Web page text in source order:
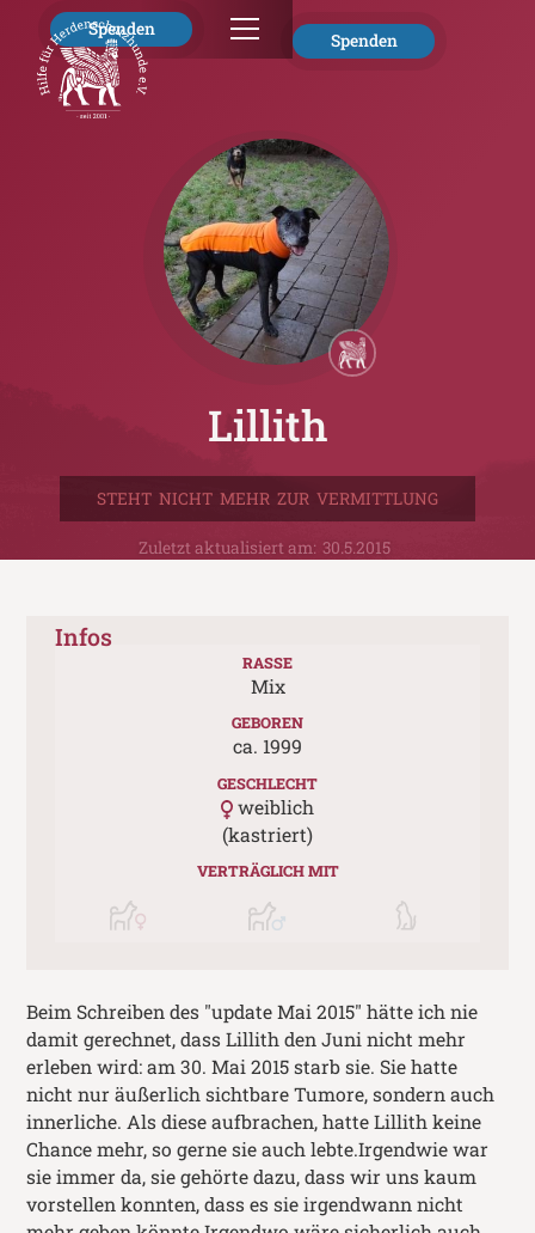
Spenden
Spenden
Lillith
STEHT NICHT MEHR ZUR VERMITTLUNG
Zuletzt aktualisiert am: 30.5.2015
Beim Schreiben des "update Mai 2015" hätte ich nie
damit gerechnet, dass Lillith den Juni nicht mehr
erleben wird: am 30. Mai 2015 starb sie. Sie hatte
nicht nur äußerlich sichtbare Tumore, sondern auch
innerliche. Als diese aufbrachen, hatte Lillith keine
Chance mehr, so gerne sie auch lebte.Irgendwie war
sie immer da, sie gehörte dazu, dass wir uns kaum
vorstellen konnten, dass es sie irgendwann nicht
Infos
RASSE
Mix
GEBOREN
ca. 1999
GESCHLECHT
weiblich
(kastriert)
VERTRÄGLICH MIT